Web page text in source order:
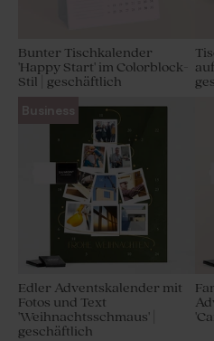
Bunter Tischkalender
'Happy Start' im Colorblock-
Stil | geschäftlich
Business
Edler Adventskalender mit
Fotos und Text
'Weihnachtsschmaus' |
geschäftlich